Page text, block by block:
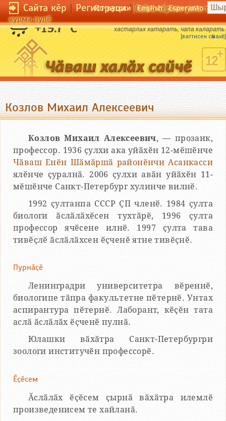
Сайта кӗр|Регистраци|Сайта кӗрсен унпа
курма пулӗ
По-русски English Esperanto
+19.7 °C
Ӳркевлӗх ӳкерет, пите пӗҫертет;
хастарлӑх хӑтарать, чапа кӑларать.
[ваттисен сӑмахӗ]
Козлов Михаил Алексеевич
Козлов Михаил Алексеевич, — прозаик,
профессор. 1936 ҫулхи ака уйӑхӗн 12-мӗшӗнче
Чӑваш Енӗн Шӑмӑршӑ районӗнчи Асанкасси
ялӗнче ҫуралнӑ. 2006 ҫулхи авӑн уйӑхӗн 11-
мӗшӗнче Санкт-Петербург хулинче вилнӗ.
1992 ҫултанпа СССР ҪП членӗ. 1984 ҫулта
биологи ӑслӑлӑхӗсен тухтӑрӗ, 1996 ҫулта
профессор ячӗсене илнӗ. 1997 ҫулта тава
тивӗҫлӗ ӑслӑлӑхсен ӗҫченӗ ятне тивӗҫнӗ.
Пурнӑҫӗ
Ленинградри университетра вӗреннӗ,
биологипе тӑпра факультетне пӗтернӗ. Унтах
аспирантура пӗтернӗ. Лаборант, кӗҫӗн тата
аслӑ ӑслӑлӑх ӗҫченӗ пулнӑ.
Юлашки вӑхӑтра Санкт-Петербургри
зоологи институчӗн профессорӗ.
Ӗҫӗсем
Ӑслӑлӑх ӗҫӗсем ҫырнӑ вӑхӑтра илемлӗ
произведенисем те хайланӑ.